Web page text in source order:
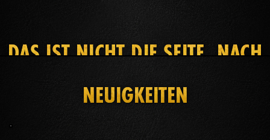
DAS IST NICHT DIE SEITE, NACH
DER DU GESUCHT HAST
ESO PLUS™-MITGLIEDSCHAFT
NEUIGKEITEN